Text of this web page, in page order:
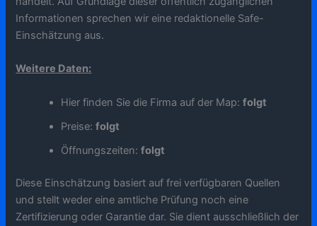
Informationen sprechen wir eine redaktionelle Safe-
Einschätzung aus.
Weitere Daten:
Hier finden Sie die Firma auf der Map:folgt
Preise:folgt
Öffnungszeiten:folgt
Diese Einschätzung basiert auf frei verfügbaren Quellen
und stellt weder eine amtliche Prüfung noch eine
Zertifizierung oder Garantie dar. Sie dient ausschließlich der